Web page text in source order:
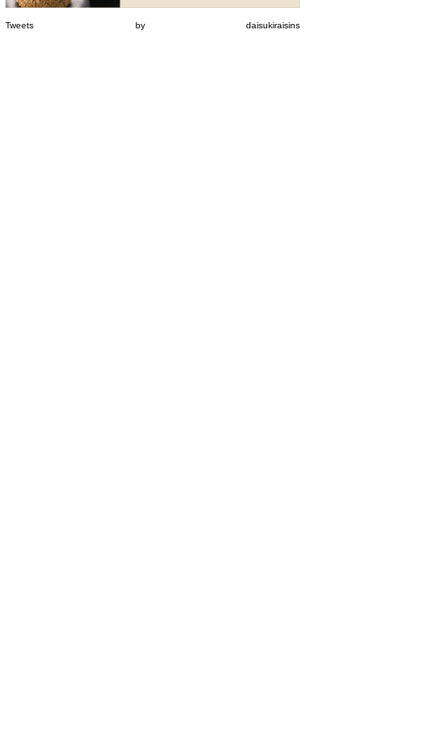
Tweets by daisukiraisins